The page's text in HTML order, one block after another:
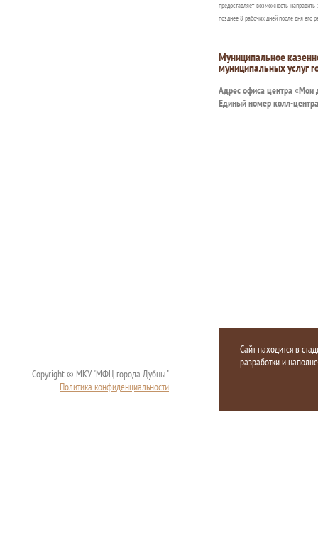
предоставляет возможность
позднее 8 рабочих дней после дня его
Муниципальное
муниципальных услуг
Адрес офиса центра «Мои
Единый номер колл-
Copyright © МКУ "МФЦ города Дубны"
Политика конфиденциальности
Сайт находится в
разработки и